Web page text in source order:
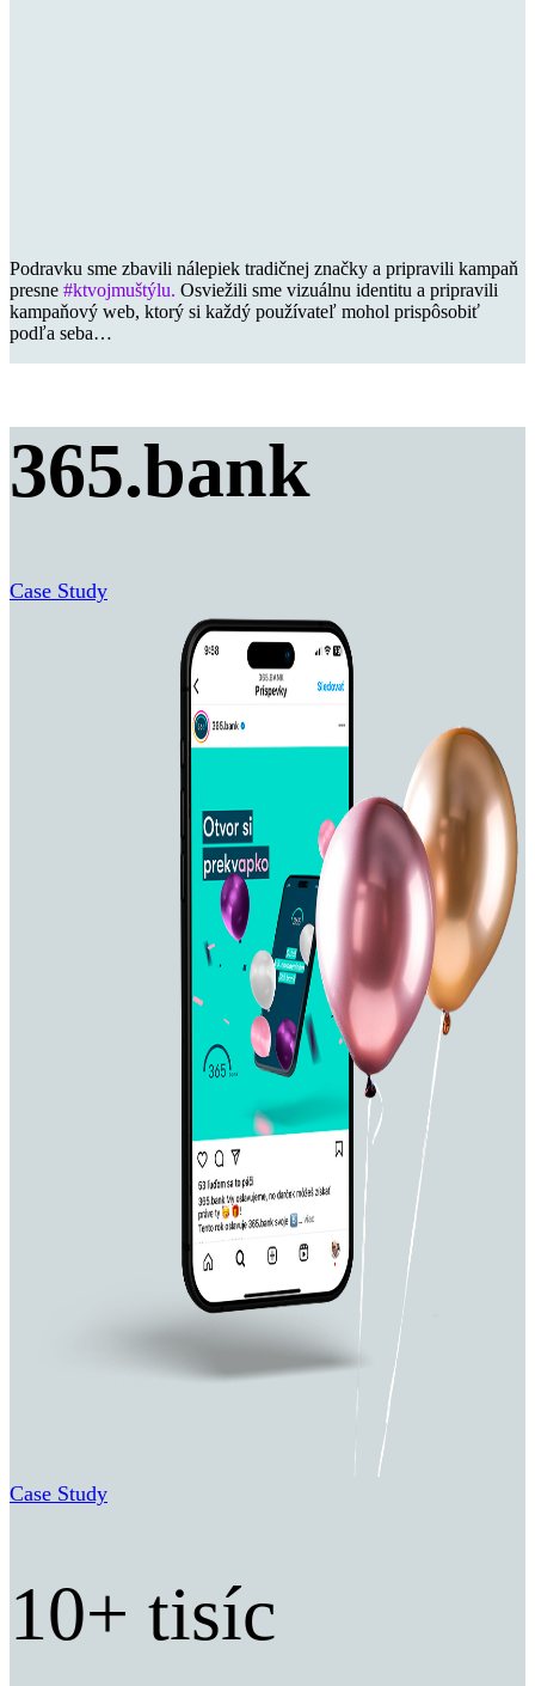
Podravku sme zbavili nálepiek tradičnej značky a pripravili kampaň
presne #ktvojmuštýlu. Osviežili sme vizuálnu identitu a pripravili
kampaňový web, ktorý si každý používateľ mohol prispôsobiť
podľa seba…
365.bank
Case Study
Case Study
10+ tisíc